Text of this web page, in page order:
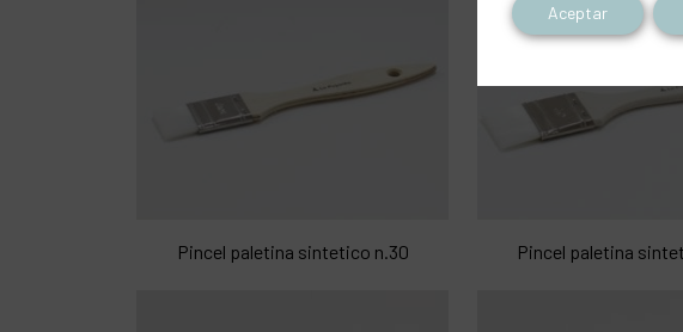
Pincel paletina sintetico n.30 Pincel paletina
Aceptar